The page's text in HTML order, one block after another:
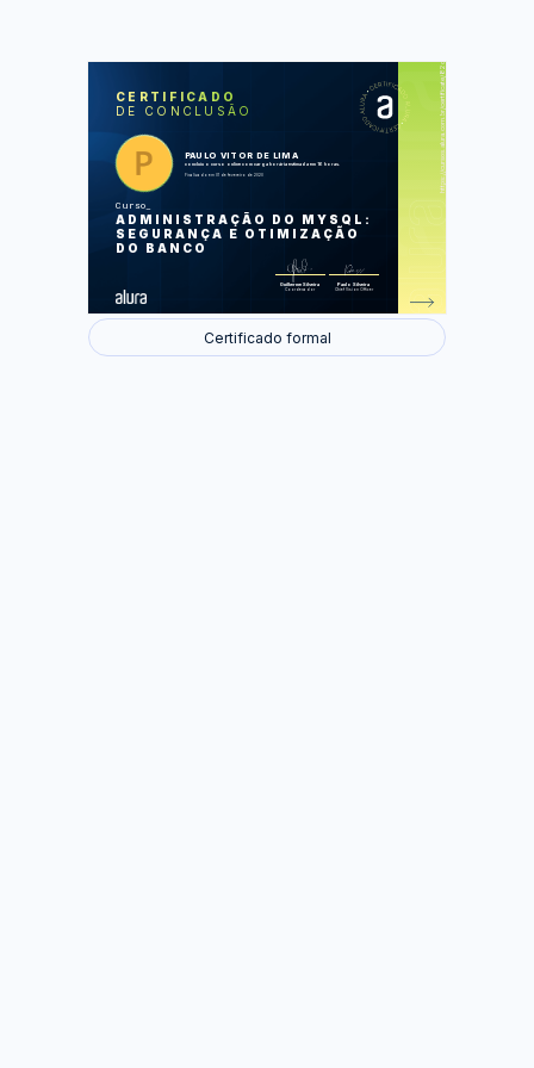
CERTIFICADO
DE CONCLUSÃO
PAULO VITOR DE LIMA
concluiu o curso online com carga horária estimada em 16 horas.
Finalizado em 01 de fevereiro de 2020
Curso
ADMINISTRAÇÃO DO MYSQL:
SEGURANÇA E OTIMIZAÇÃO
DO BANCO
Guilherme Silveira
Coordenador
Paulo Silveira
Chief Vision Officer
https://cursos.alura.com.br/certificate/82d644b9-2b69-4e46-a537-f22adfdadf0c
LAS
O papel do DBA
Mecanismos de armazenamento
Gerenciando usuários e privilégios
Certificado formal